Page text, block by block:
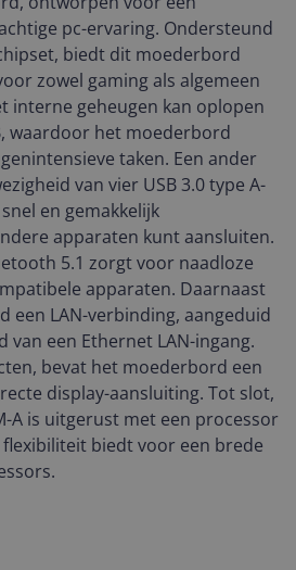
pc-ervaring. Ondersteund
biedt dit moederbord
zowel gaming als algemeen
interne geheugen kan oplopen
waardoor het moederbord
taken. Een ander
van vier USB 3.0 type A-
en gemakkelijk
apparaten kunt aansluiten.
5.1 zorgt voor naadloze
apparaten. Daarnaast
een LAN-verbinding, aangeduid
van een Ethernet LAN-ingang.
bevat het moederbord een
display-aansluiting. Tot slot,
A is uitgerust met een processor
flexibiliteit biedt voor een brede